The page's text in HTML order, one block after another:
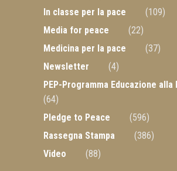
In classe per la pace
(109)
Media for peace
(22)
Medicina per la pace
(37)
Newsletter
(4)
PEP-Programma Educazione alla
(64)
Pledge to Peace
(596)
Rassegna Stampa
(386)
Video
(88)